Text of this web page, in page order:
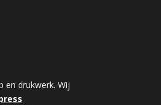
en drukwerk. Wij